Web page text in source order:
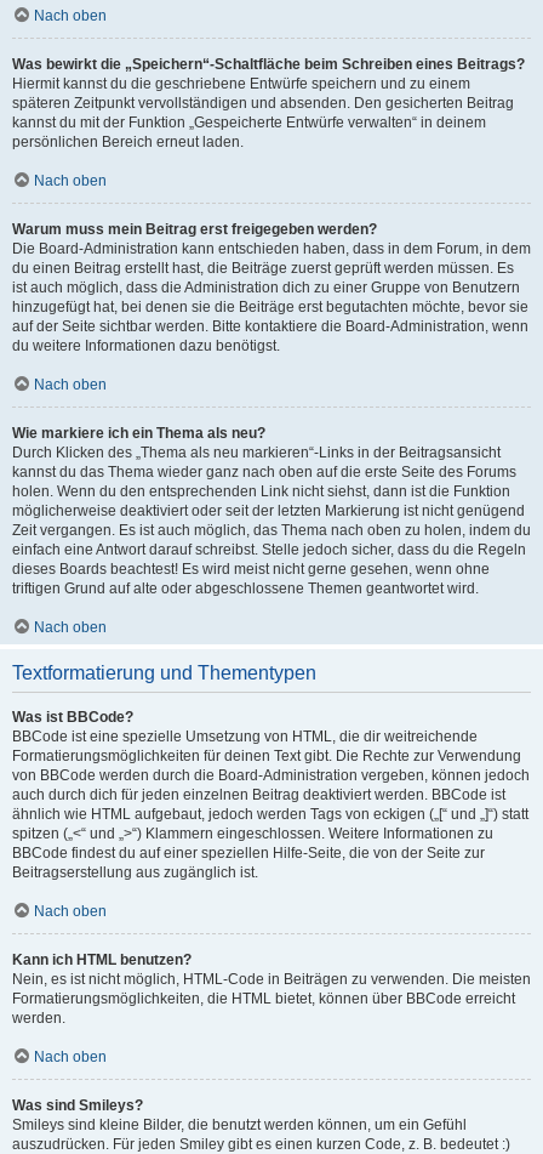
Nach oben
Was bewirkt die „Speichern“-Schaltfläche beim Schreiben eines Beitrags?
Hiermit kannst du die geschriebene Entwürfe speichern und zu einem
späteren Zeitpunkt vervollständigen und absenden. Den gesicherten Beitrag
kannst du mit der Funktion „Gespeicherte Entwürfe verwalten“ in deinem
persönlichen Bereich erneut laden.
Nach oben
Warum muss mein Beitrag erst freigegeben werden?
Die Board-Administration kann entschieden haben, dass in dem Forum, in dem
du einen Beitrag erstellt hast, die Beiträge zuerst geprüft werden müssen. Es
ist auch möglich, dass die Administration dich zu einer Gruppe von Benutzern
hinzugefügt hat, bei denen sie die Beiträge erst begutachten möchte, bevor sie
auf der Seite sichtbar werden. Bitte kontaktiere die Board-Administration, wenn
du weitere Informationen dazu benötigst.
Nach oben
Wie markiere ich ein Thema als neu?
Durch Klicken des „Thema als neu markieren“-Links in der Beitragsansicht
kannst du das Thema wieder ganz nach oben auf die erste Seite des Forums
holen. Wenn du den entsprechenden Link nicht siehst, dann ist die Funktion
möglicherweise deaktiviert oder seit der letzten Markierung ist nicht genügend
Zeit vergangen. Es ist auch möglich, das Thema nach oben zu holen, indem du
einfach eine Antwort darauf schreibst. Stelle jedoch sicher, dass du die Regeln
dieses Boards beachtest! Es wird meist nicht gerne gesehen, wenn ohne
triftigen Grund auf alte oder abgeschlossene Themen geantwortet wird.
Nach oben
Textformatierung und Thementypen
Was ist BBCode?
BBCode ist eine spezielle Umsetzung von HTML, die dir weitreichende
Formatierungsmöglichkeiten für deinen Text gibt. Die Rechte zur Verwendung
von BBCode werden durch die Board-Administration vergeben, können jedoch
auch durch dich für jeden einzelnen Beitrag deaktiviert werden. BBCode ist
ähnlich wie HTML aufgebaut, jedoch werden Tags von eckigen („[“ und „]“) statt
spitzen („<“ und „>“) Klammern eingeschlossen. Weitere Informationen zu
BBCode findest du auf einer speziellen Hilfe-Seite, die von der Seite zur
Beitragserstellung aus zugänglich ist.
Nach oben
Kann ich HTML benutzen?
Nein, es ist nicht möglich, HTML-Code in Beiträgen zu verwenden. Die meisten
Formatierungsmöglichkeiten, die HTML bietet, können über BBCode erreicht
werden.
Nach oben
Was sind Smileys?
Smileys sind kleine Bilder, die benutzt werden können, um ein Gefühl
auszudrücken. Für jeden Smiley gibt es einen kurzen Code, z. B. bedeutet :)